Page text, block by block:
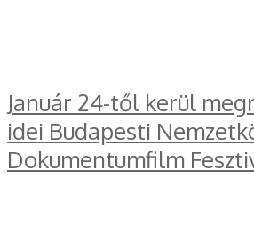
Január 24-től kerül
idei Budapesti
Dokumentumfilm